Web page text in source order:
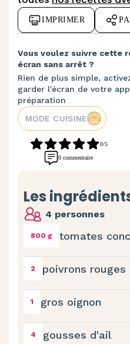
IMPRIMER
Vous voulez suivre cette
écran sans arrêt ?
Rien de plus simple,
garder l'écran de votre
préparation
MODE CUISINE
0/5
0 commentaire
Les
4 personnes
800 g tomates
2 poivrons rouges
1 gros oignon
4 gousses d'ail